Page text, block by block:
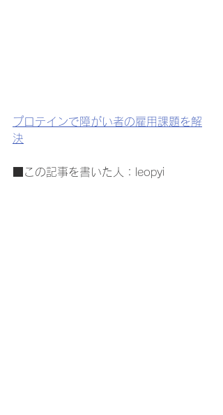
プロテインで障がい者の雇用課題を解
決
■この記事を書いた人：leopyi